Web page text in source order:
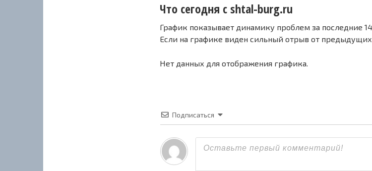
Что сегодня с shtal-burg.ru
График показывает динамику проблем за последние
Если на графике виден сильный отрыв от предыдущих
Нет данных для отображения графика.
Подписаться